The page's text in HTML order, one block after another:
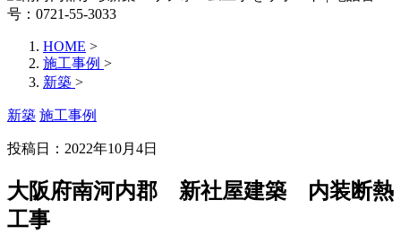
HOME >
施工事例 >
新築 >
新築 施工事例
投稿日：2022年10月4日
大阪府南河内郡 新社屋建築 内装断熱
工事